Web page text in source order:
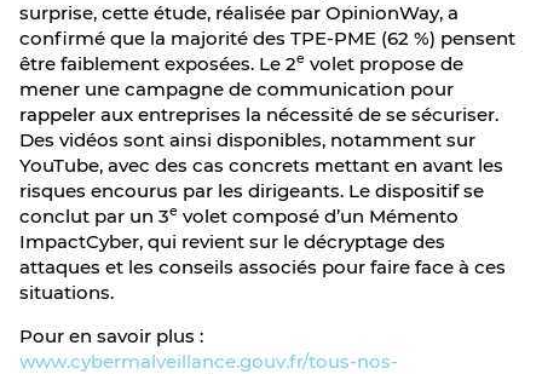
surprise, cette étude, réalisée par OpinionWay, a
confirmé que la majorité des TPE-PME (62 %) pensent
être faiblement exposées. Le 2e volet propose de
mener une campagne de communication pour
rappeler aux entreprises la nécessité de se sécuriser.
Des vidéos sont ainsi disponibles, notamment sur
YouTube, avec des cas concrets mettant en avant les
risques encourus par les dirigeants. Le dispositif se
conclut par un 3e volet composé d’un Mémento
ImpactCyber, qui revient sur le décryptage des
attaques et les conseils associés pour faire face à ces
situations.
Pour en savoir plus :
www.cybermalveillance.gouv.fr/tous-nos-